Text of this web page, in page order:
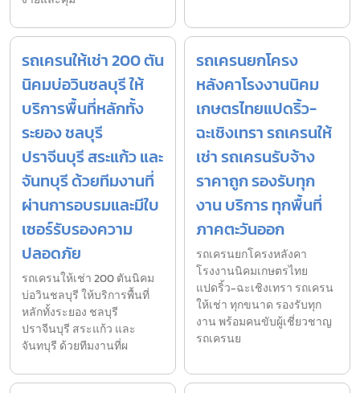
รถเครนให้เช่า 200 ตัน
นิคมบ่อวินชลบุรี ให้
บริการพื้นที่หลักทั้ง
ระยอง ชลบุรี
ปราจีนบุรี สระแก้ว และ
จันทบุรี ด้วยทีมงานที่
ผ่านการอบรมและมีใบ
เซอร์รับรองความ
ปลอดภัย
รถเครนให้เช่า 200 ตันนิคม
บ่อวินชลบุรี ให้บริการพื้นที่
หลักทั้งระยอง ชลบุรี
ปราจีนบุรี สระแก้ว และ
จันทบุรี ด้วยทีมงานที่ผ
รถเครนยกโครง
หลังคาโรงงานนิคม
เกษตรไทยแปดริ้ว-
ฉะเชิงเทรา รถเครนให้
เช่า รถเครนรับจ้าง
ราคาถูก รองรับทุก
งาน บริการ ทุกพื้นที่
ภาคตะวันออก
รถเครนยกโครงหลังคา
โรงงานนิคมเกษตรไทย
แปดริ้ว-ฉะเชิงเทรา รถเครน
ให้เช่า ทุกขนาด รองรับทุก
งาน พร้อมคนขับผู้เชี่ยวชาญ
รถเครนย